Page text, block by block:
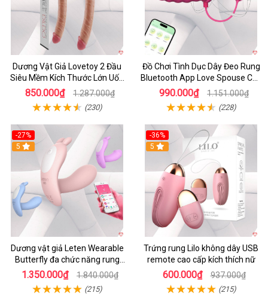
Dương Vật Giả Lovetoy 2 Đầu
Siêu Mềm Kích Thước Lớn Uốn
Cong
850.000₫ 1.287.000₫
(230)
Đồ Chơi Tình Dục Dây Đeo Rung
Bluetooth App Love Spouse Cho
Les
990.000₫ 1.151.000₫
(228)
-27%
5
Dương vật giả Leten Wearable
Butterfly đa chức năng rung
mạnh điều khiển app bluetooth
1.350.000₫ 1.840.000₫
(215)
-36%
5
Trứng rung Lilo không dây USB
remote cao cấp kích thích nữ
600.000₫ 937.000₫
(215)